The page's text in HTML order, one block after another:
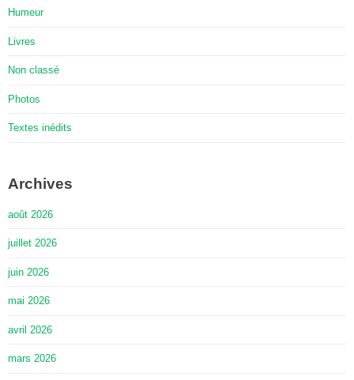
Humeur
Livres
Non classé
Photos
Textes inédits
Archives
août 2026
juillet 2026
juin 2026
mai 2026
avril 2026
mars 2026